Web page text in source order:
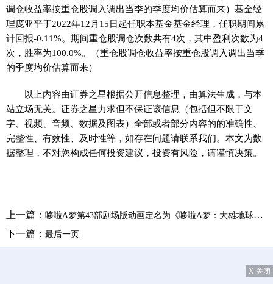
调仓收益率按重仓股调入调出当季的季度均价估算而来）基金经
理庞亚平于2022年12月15日起任职本基金基金经理，任职期间累
计回报-0.11%。期间重仓股调仓次数共有4次，其中盈利次数为4
次，胜率为100.0%。（重仓股调仓收益率按重仓股调入调出当季
的季度均价估算而来）
以上内容由证券之星根据公开信息整理，由算法生成，与本
站立场无关。证券之星力求但不保证该信息（包括但不限于文
字、视频、音频、数据及图表）全部或者部分内容的的准确性、
完整性、有效性、及时性等，如存在问题请联系我们。本文为数
据整理，不对您构成任何投资建议，投资有风险，请谨慎决策。
上一篇： 哆啦A梦第43部剧场版动画定名为《哆啦A梦：大雄地球交响曲》，明年3月上映
下一篇： 最后一页
X 关闭